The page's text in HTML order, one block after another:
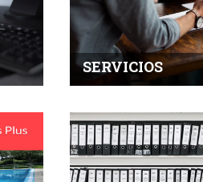
SERVICIOS